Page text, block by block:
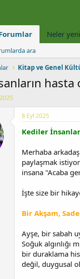
Neler yeni
ara
Kitap ve Genel
hasta
8 Eyl 2025
Kediler
Merhaba
paylaşmak
insana "Acaba
İşte size bir
Bir Akşam,
Ayşe, bir sabah
Soğuk algınlığı
bir duraklama
değil, duygusal